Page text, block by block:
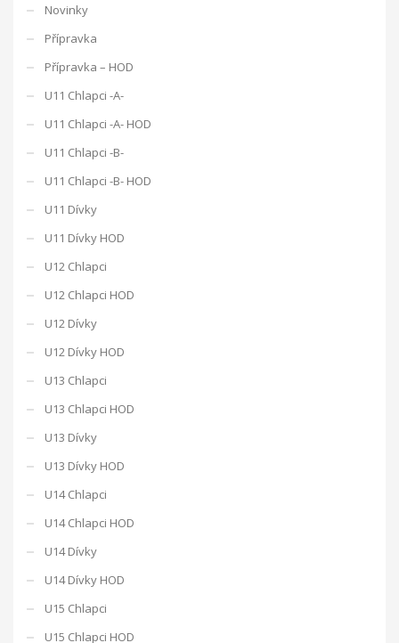
Novinky
Přípravka
Přípravka – HOD
U11 Chlapci -A-
U11 Chlapci -A- HOD
U11 Chlapci -B-
U11 Chlapci -B- HOD
U11 Dívky
U11 Dívky HOD
U12 Chlapci
U12 Chlapci HOD
U12 Dívky
U12 Dívky HOD
U13 Chlapci
U13 Chlapci HOD
U13 Dívky
U13 Dívky HOD
U14 Chlapci
U14 Chlapci HOD
U14 Dívky
U14 Dívky HOD
U15 Chlapci
U15 Chlapci HOD